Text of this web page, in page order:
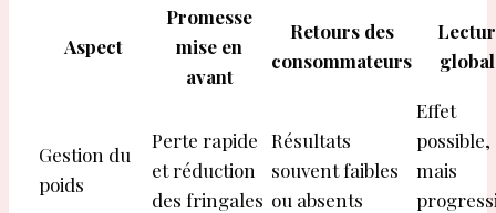
Aspect
Promesse
mise en
avant
Retours des
consommateurs
Gestion du
poids
Perte rapide
et réduction
des fringales
Résultats
souvent faibles
ou absents
Effet
possible,
mais